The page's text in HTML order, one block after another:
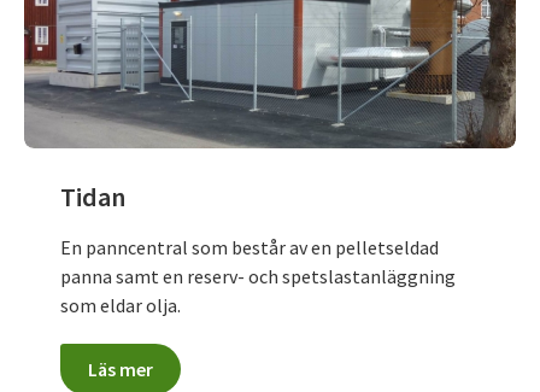
Tidan
En panncentral som består av en pelletseldad
panna samt en reserv- och spetslastanläggning
som eldar olja.
Läs mer